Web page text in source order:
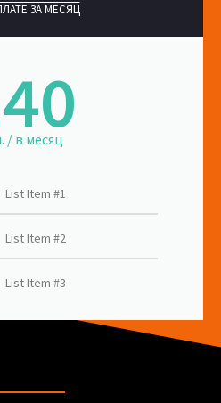
ЗА МЕСЯЦ
/ в месяц
List Item #1
List Item #2
List Item #3